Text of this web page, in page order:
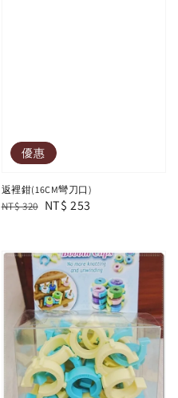
優惠
返裡鉗(16CM彎刀口)
Regular
NT$ 320 Sale
NT$ 253